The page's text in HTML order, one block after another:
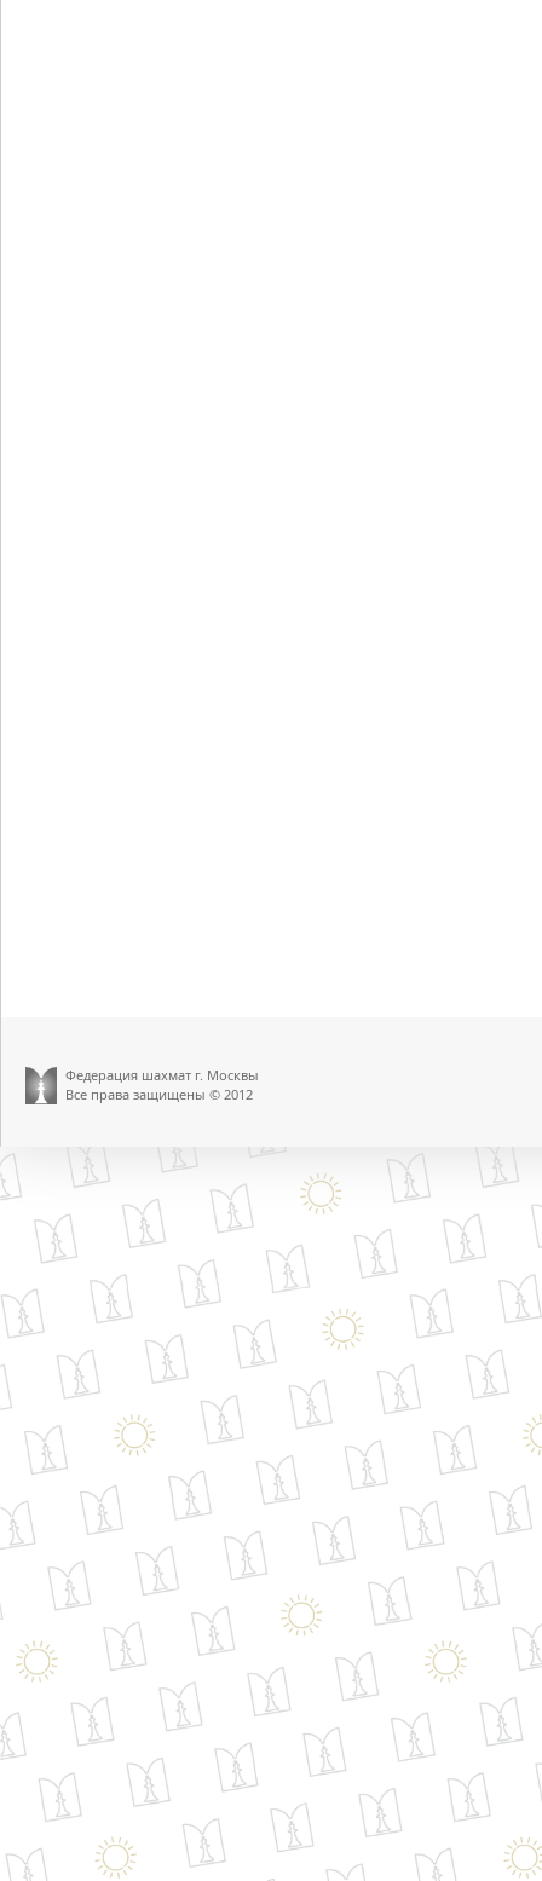
Федерация шахмат г. Москвы
Все права защищены © 2012